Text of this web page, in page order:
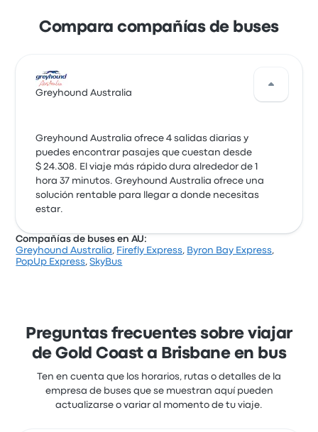
Compara compañías de buses
Greyhound Australia
Greyhound Australia ofrece 4 salidas diarias y
puedes encontrar pasajes que cuestan desde
$ 24.308. El viaje más rápido dura alrededor de 1
hora 37 minutos. Greyhound Australia ofrece una
solución rentable para llegar a donde necesitas
estar.
Compañías de buses en AU:
Greyhound Australia, Firefly Express, Byron Bay Express,
PopUp Express,SkyBus
Preguntas frecuentes sobre viajar
de Gold Coast a Brisbane en bus
Ten en cuenta que los horarios, rutas o detalles de la
empresa de buses que se muestran aquí pueden
actualizarse o variar al momento de tu viaje.